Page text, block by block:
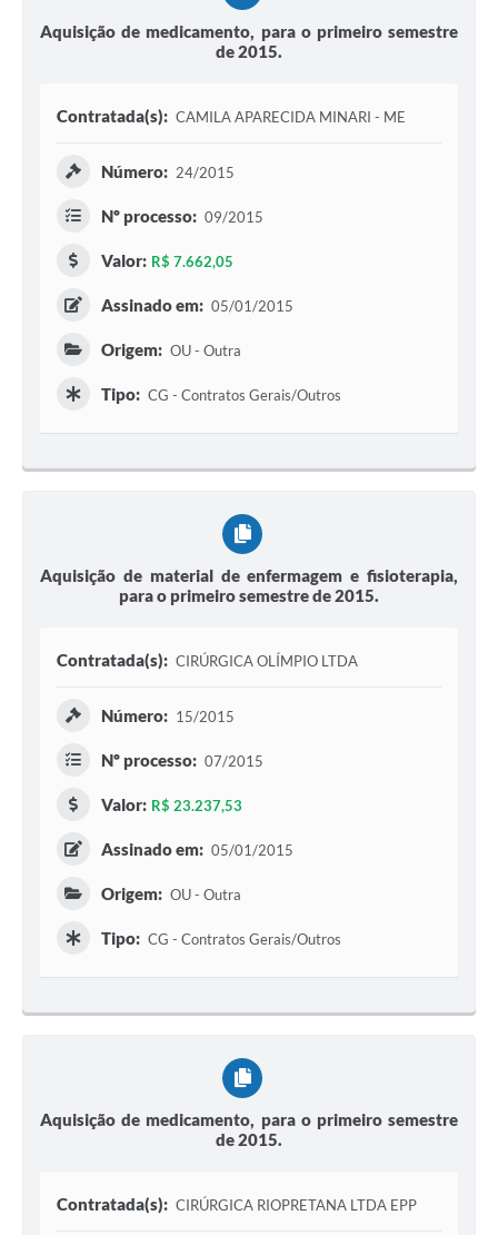
Aquisição de medicamento, para o primeiro semestre
de 2015.
Contratada(s): CAMILA APARECIDA MINARI - ME
Número: 24/2015
Nº processo: 09/2015
Valor: R$ 7.662,05
Assinado em: 05/01/2015
Origem: OU - Outra
Tipo: CG - Contratos Gerais/Outros
Aquisição de material de enfermagem e fisioterapia,
para o primeiro semestre de 2015.
Contratada(s): CIRÚRGICA OLÍMPIO LTDA
Número: 15/2015
Nº processo: 07/2015
Valor: R$ 23.237,53
Assinado em: 05/01/2015
Origem: OU - Outra
Tipo: CG - Contratos Gerais/Outros
Aquisição de medicamento, para o primeiro semestre
de 2015.
Contratada(s): CIRÚRGICA RIOPRETANA LTDA EPP